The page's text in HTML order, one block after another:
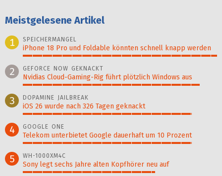
Meistgelesene Artikel
1
SPEICHERMANGEL
iPhone 18 Pro und Foldable könnten schnell knapp werden
2 GEFORCE NOW GEKNACKT
Nvidias Cloud-Gaming-Rig führt plötzlich Windows aus
3 DOPAMINE JAILBREAK
iOS 26 wurde nach 326 Tagen geknackt
4 GOOGLE ONE
Telekom unterbietet Google dauerhaft um 10 Prozent
5 WH-1000XM4C
Sony legt sechs Jahre alten Kopfhörer neu auf